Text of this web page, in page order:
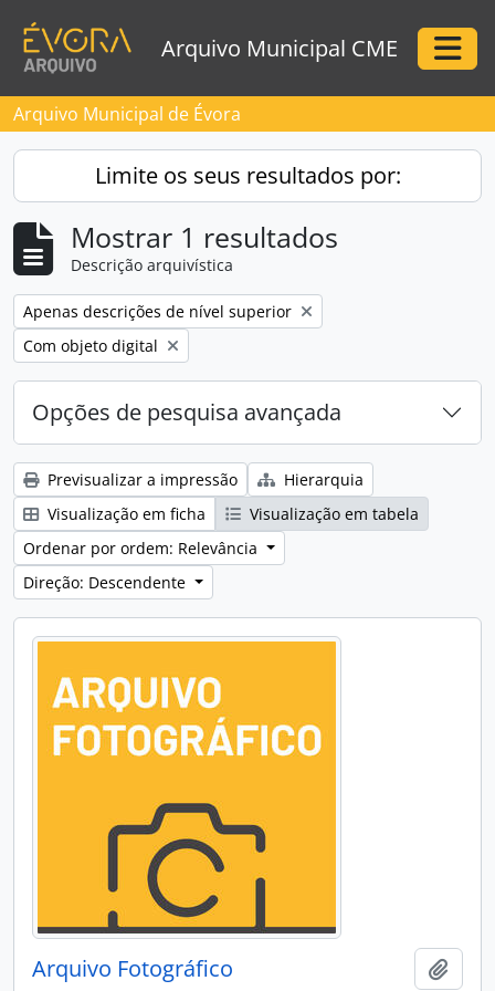
Arquivo Municipal CME
Arquivo Municipal de Évora
Limite os seus resultados por:
Mostrar 1 resultados
Descrição arquivística
Remove filter:
Apenas descrições de nível superior
Remove filter:
Com objeto digital
Opções de pesquisa avançada
Previsualizar a impressão
Hierarquia
Visualização em ficha
Visualização em tabela
Ordenar por ordem: Relevância
Direção: Descendente
Arquivo Fotográfico